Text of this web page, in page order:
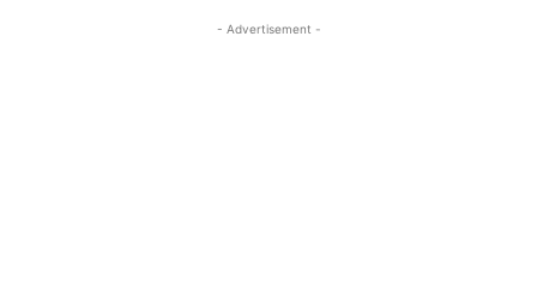
- Advertisement -